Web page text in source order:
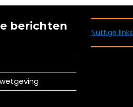
berichten
Nuttige links